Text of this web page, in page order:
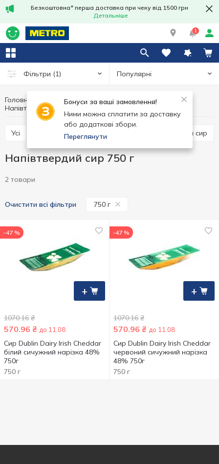
Безкоштовна* перша доставка при чеку від 1500 грн
Детальніше
1
Фільтри (1) Популярні
Бонуси за ваші замовлення!
Ними можна сплатити за доставку
або додаткові збори.
Переглянути
Головна Яйця та молочні продукти
Сир
Напівтвердий сир
Напівтвердий сир 750 г
Усі Твердий сир М'який сир
Напівтвердий сир 750 г
2 товари
Очистити всі фільтри 750 г
+
-47 %
1070.16 ₴
570.96 ₴ до 11.08
Cир Dublin Dairy Irish Cheddar
білий сичужний нарізка 48%
750г
750 г
+
-47 %
1070.16 ₴
570.96 ₴ до 11.08
Сир Dublin Dairy Irish Cheddar
червоний сичужний нарізка
48% 750г
750 г